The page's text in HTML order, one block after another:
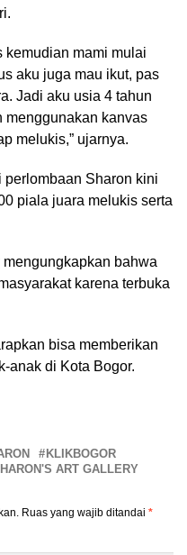
kemudian mami mulai
aku juga mau ikut, pas
Jadi aku usia 4 tahun
menggunakan kanvas
melukis,” ujarnya.
Sharon kini
piala juara melukis serta
bahwa
karena terbuka
bisa memberikan
anak di Kota Bogor.
KLIKBOGOR
ART GALLERY
Ruas yang wajib ditandai *